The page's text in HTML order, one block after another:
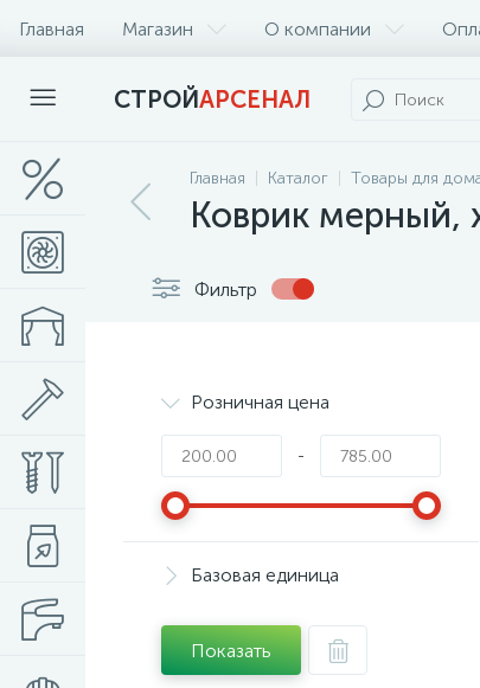
Главная Магазин О компании
СТРОЙАРСЕНАЛ
Главная Каталог Товары для
Коврик мерный,
Фильтр
Розничная цена
-
Базовая единица
Показать